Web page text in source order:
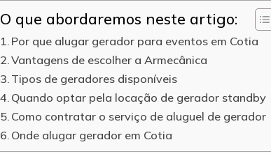
O que abordaremos neste artigo:
Por que alugar gerador para eventos em Cotia
Vantagens de escolher a Armecânica
Tipos de geradores disponíveis
Quando optar pela locação de gerador standby
Como contratar o serviço de aluguel de gerador
Onde alugar gerador em Cotia